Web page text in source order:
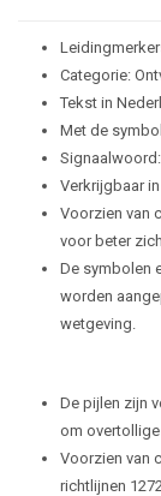
Categorie:
Tekst in
Met de
Signaalwoord:
Verkrijgbaar
Voorzien van
voor beter
De symbolen
worden
wetgeving.
De pijlen zijn
om
Voorzien van
richtlijnen